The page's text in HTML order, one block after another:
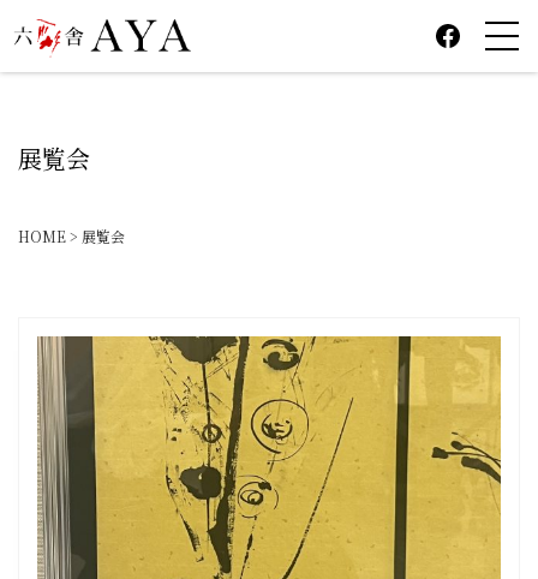
FACEBOOK
展覧会
HOME> 展覧会